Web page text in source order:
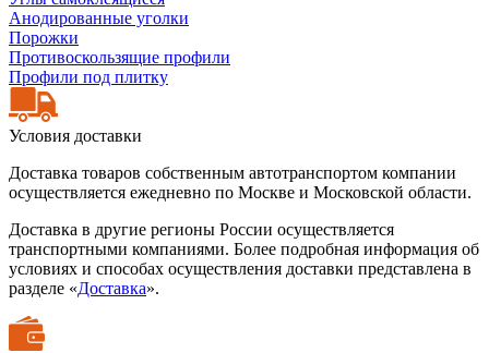
Анодированные уголки
Порожки
Противоскользящие профили
Профили под плитку
Условия доставки
Доставка товаров собственным автотранспортом компании
осуществляется ежедневно по Москве и Московской области.
Доставка в другие регионы России осуществляется
транспортными компаниями. Более подробная информация об
условиях и способах осуществления доставки представлена в
разделе «Доставка».